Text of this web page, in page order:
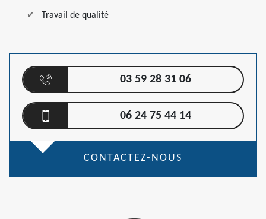
Travail de qualité
03 59 28 31 06
06 24 75 44 14
CONTACTEZ-NOUS